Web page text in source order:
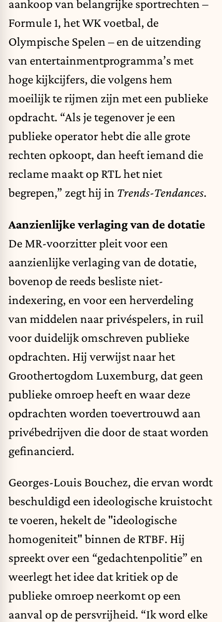
aankoop van belangrijke sportrechten –
Formule 1, het WK voetbal, de
Olympische Spelen – en de uitzending
van entertainmentprogramma’s met
hoge kijkcijfers, die volgens hem
moeilijk te rijmen zijn met een publieke
opdracht. “Als je tegenover je een
publieke operator hebt die alle grote
rechten opkoopt, dan heeft iemand die
reclame maakt op RTL het niet
begrepen,” zegt hij in Trends-Tendances.
Aanzienlijke verlaging van de dotatie
De MR-voorzitter pleit voor een
aanzienlijke verlaging van de dotatie,
bovenop de reeds besliste niet-
indexering, en voor een herverdeling
van middelen naar privéspelers, in ruil
voor duidelijk omschreven publieke
opdrachten. Hij verwijst naar het
Groothertogdom Luxemburg, dat geen
publieke omroep heeft en waar deze
opdrachten worden toevertrouwd aan
privébedrijven die door de staat worden
gefinancierd.
Georges-Louis Bouchez, die ervan wordt
beschuldigd een ideologische kruistocht
te voeren, hekelt de "ideologische
homogeniteit" binnen de RTBF. Hij
spreekt over een “gedachtenpolitie” en
weerlegt het idee dat kritiek op de
publieke omroep neerkomt op een
aanval op de persvrijheid. “Ik word elke